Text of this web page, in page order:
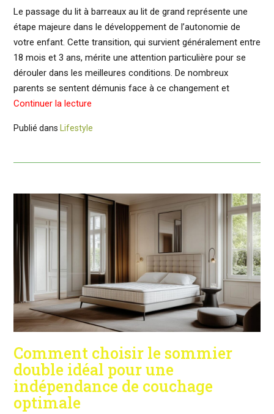
Le passage du lit à barreaux au lit de grand représente une
étape majeure dans le développement de l’autonomie de
votre enfant. Cette transition, qui survient généralement entre
18 mois et 3 ans, mérite une attention particulière pour se
dérouler dans les meilleures conditions. De nombreux
parents se sentent démunis face à ce changement et
Continuer la lecture
Publié dans Lifestyle
Comment choisir le sommier
double idéal pour une
indépendance de couchage
optimale